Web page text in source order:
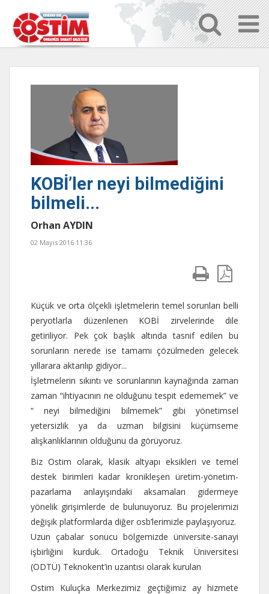
KOBİ’ler neyi bilmediğini
bilmeli...
Orhan AYDIN
02 Mayıs 2016 11:36
Küçük ve orta ölçekli işletmelerin temel sorunları belli
peryotlarla düzenlenen KOBİ zirvelerinde dile
getiriliyor. Pek çok başlık altında tasnif edilen bu
sorunların nerede ise tamamı çözülmeden gelecek
yıllarara aktarılıp gidiyor...
İşletmelerin sıkıntı ve sorunlarının kaynağında zaman
zaman “ihtiyacının ne olduğunu tespit edememek” ve
“ neyi bilmediğini bilmemek” gibi yönetimsel
yetersizlik ya da uzman bilgisini küçümseme
alışkanlıklarının olduğunu da görüyoruz.
Biz Ostim olarak, klasik altyapı eksikleri ve temel
destek birimleri kadar kronikleşen üretim-yönetim-
pazarlama anlayışındaki aksamaları gidermeye
yönelik girişimlerde de bulunuyoruz. Bu projelerimizi
değişik platformlarda diğer osb’lerimizle paylaşıyoruz.
Uzun çabalar sonucu bölgemizde üniversite-sanayi
işbirliğini kurduk. Ortadoğu Teknik Üniversitesi
(ODTÜ) Teknokent’in uzantısı olarak kurulan
Ostim Kuluçka Merkezimiz geçtiğimiz ay hizmete